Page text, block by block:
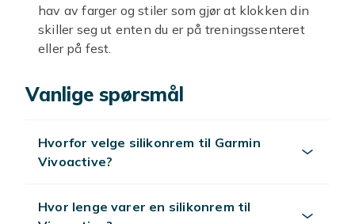
hav av farger og stiler som gjør at klokken din
skiller seg ut enten du er på treningssenteret
eller på fest.
maksimal komfort og holdbarhet, uansett hvor
og tåler vann, svette og gjørme uten
problemer. Det gjør den til et uslåelig valg for
en freshGarmin reim for hverdagsbruk eller
Vanlige spørsmål
Hvorfor velge silikonrem til Garmin
Vivoactive?
Hvor lenge varer en silikonrem til